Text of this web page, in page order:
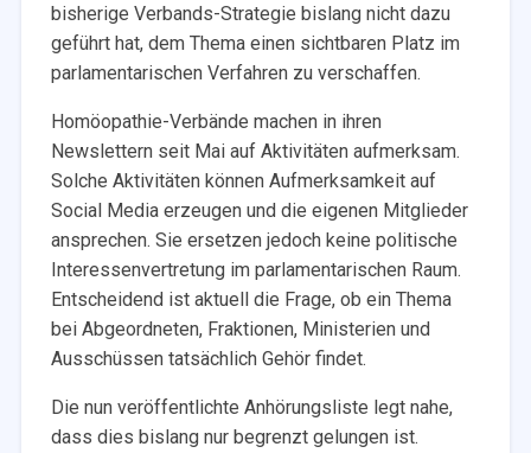
bisherige Verbands-Strategie bislang nicht dazu
geführt hat, dem Thema einen sichtbaren Platz im
parlamentarischen Verfahren zu verschaffen.
Homöopathie-Verbände machen in ihren
Newslettern seit Mai auf Aktivitäten aufmerksam.
Solche Aktivitäten können Aufmerksamkeit auf
Social Media erzeugen und die eigenen Mitglieder
ansprechen. Sie ersetzen jedoch keine politische
Interessenvertretung im parlamentarischen Raum.
Entscheidend ist aktuell die Frage, ob ein Thema
bei Abgeordneten, Fraktionen, Ministerien und
Ausschüssen tatsächlich Gehör findet.
Die nun veröffentlichte Anhörungsliste legt nahe,
dass dies bislang nur begrenzt gelungen ist.